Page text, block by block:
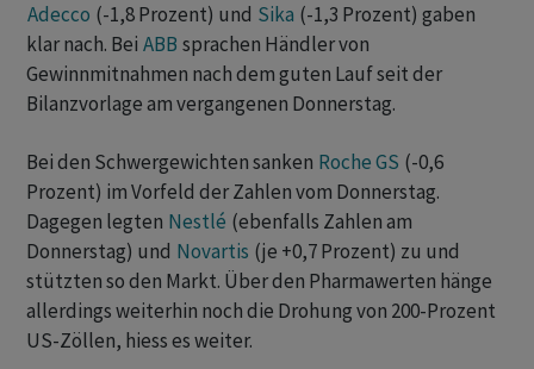
Adecco (-1,8 Prozent) und Sika (-1,3 Prozent) gaben
klar nach. Bei ABB sprachen Händler von
Gewinnmitnahmen nach dem guten Lauf seit der
Bilanzvorlage am vergangenen Donnerstag.
Bei den Schwergewichten sanken Roche GS (-0,6
Prozent) im Vorfeld der Zahlen vom Donnerstag.
Dagegen legten Nestlé (ebenfalls Zahlen am
Donnerstag) und Novartis (je +0,7 Prozent) zu und
stützten so den Markt. Über den Pharmawerten hänge
allerdings weiterhin noch die Drohung von 200-Prozent
US-Zöllen, hiess es weiter.